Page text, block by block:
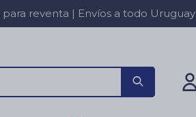
para reventa | Envíos a todo Uruguay